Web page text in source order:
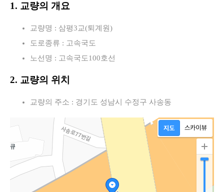
1. 교량의 개요
교량명 : 삼평3교(퇴계원)
도로종류 : 고속국도
노선명 : 고속국도100호선
2. 교량의 위치
교량의 주소 : 경기도 성남시 수정구 사송동